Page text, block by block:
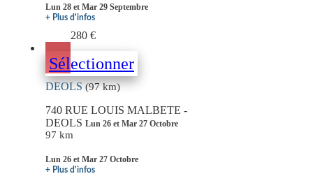
Lun 28 et Mar 29 Septembre
+ Plus d'infos
280 €
Sélectionner
DEOLS(97 km)
740 RUE LOUIS MALBETE -
DEOLS Lun 26 et Mar 27 Octobre
97 km
Lun 26 et Mar 27 Octobre
+ Plus d'infos